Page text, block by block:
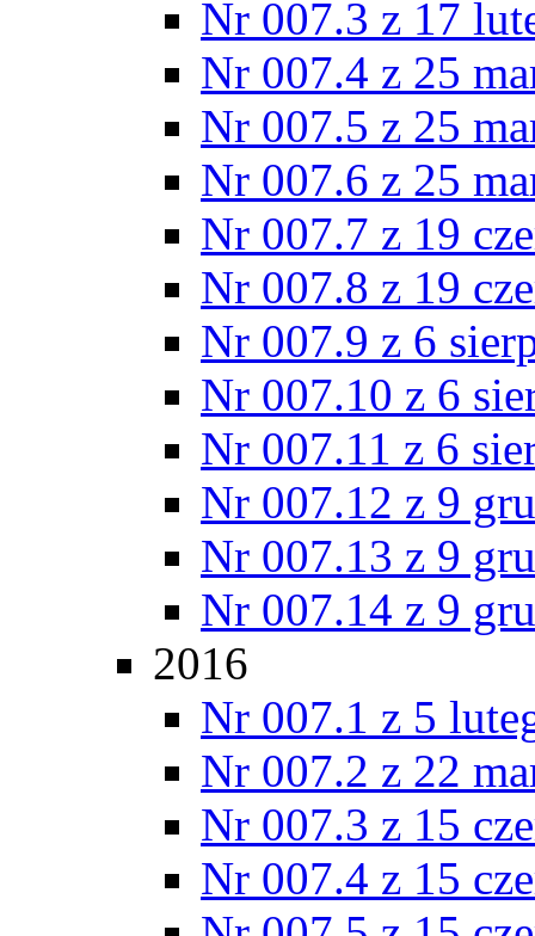
Nr 007.3 z 17
Nr 007.4 z 25
Nr 007.5 z 25
Nr 007.6 z 25
Nr 007.7 z 19
Nr 007.8 z 19
Nr 007.9 z 6
Nr 007.10 z 6
Nr 007.11 z 6
Nr 007.12 z 9
Nr 007.13 z 9
Nr 007.14 z 9
2016
Nr 007.1 z 5
Nr 007.2 z 22
Nr 007.3 z 15
Nr 007.4 z 15